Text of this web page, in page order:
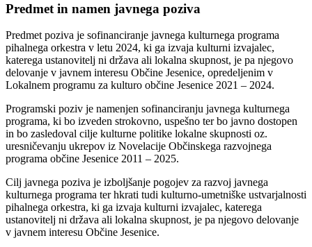
Predmet in namen javnega poziva
Predmet poziva je sofinanciranje javnega kulturnega programa
pihalnega orkestra v letu 2024, ki ga izvaja kulturni izvajalec,
katerega ustanovitelj ni država ali lokalna skupnost, je pa njegovo
delovanje v javnem interesu Občine Jesenice, opredeljenim v
Lokalnem programu za kulturo občine Jesenice 2021 – 2024.
Programski poziv je namenjen sofinanciranju javnega kulturnega
programa, ki bo izveden strokovno, uspešno ter bo javno dostopen
in bo zasledoval cilje kulturne politike lokalne skupnosti oz.
uresničevanju ukrepov iz Novelacije Občinskega razvojnega
programa občine Jesenice 2011 – 2025.
Cilj javnega poziva je izboljšanje pogojev za razvoj javnega
kulturnega programa ter hkrati tudi kulturno-umetniške ustvarjalnosti
pihalnega orkestra, ki ga izvaja kulturni izvajalec, katerega
ustanovitelj ni država ali lokalna skupnost, je pa njegovo delovanje
v javnem interesu Občine Jesenice.